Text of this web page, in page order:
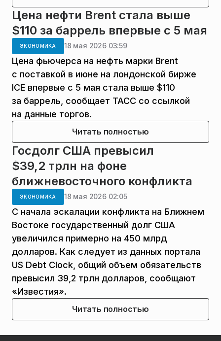
Цена нефти Brent стала выше
$110 за баррель впервые с 5 мая
ЭКОНОМИКА 18 мая 2026 03:59
Цена фьючерса на нефть марки Brent
с поставкой в июне на лондонской бирже
ICE впервые с 5 мая стала выше $110
за баррель, сообщает ТАСС со ссылкой
на данные торгов.
Читать полностью
Госдолг США превысил
$39,2 трлн на фоне
ближневосточного конфликта
ЭКОНОМИКА 18 мая 2026 02:05
С начала эскалации конфликта на Ближнем
Востоке государственный долг США
увеличился примерно на 450 млрд
долларов. Как следует из данных портала
US Debt Clock, общий объем обязательств
превысил 39,2 трлн долларов, сообщают
«Известия».
Читать полностью